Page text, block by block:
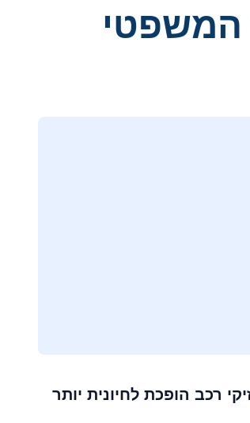
2025 – המדריך המשפטי
נזיקי רכב הופכת לחיונית יותר